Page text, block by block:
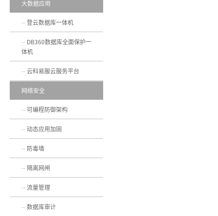
大数据应用
登云数据库一体机
DB360数据库全面保护一
体机
云科易服云服务平台
网络安全
可编程防御架构
动态应用加固
防毒墙
隔离网闸
流量管理
数据库审计